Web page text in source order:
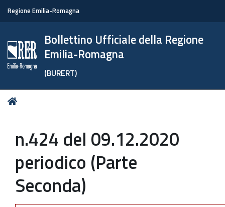
Regione Emilia-Romagna
Bollettino Ufficiale della Regione
Emilia-Romagna
(BURERT)
Tu
n.424 del 09.12.2020
periodico (Parte
Seconda)